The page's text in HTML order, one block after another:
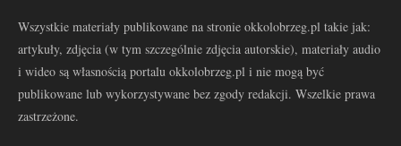
Wszystkie materiały publikowane na stronie okkolobrzeg.pl takie jak:
artykuły, zdjęcia (w tym szczególnie zdjęcia autorskie), materiały audio
i wideo są własnością portalu okkolobrzeg.pl i nie mogą być
publikowane lub wykorzystywane bez zgody redakcji. Wszelkie prawa
zastrzeżone.